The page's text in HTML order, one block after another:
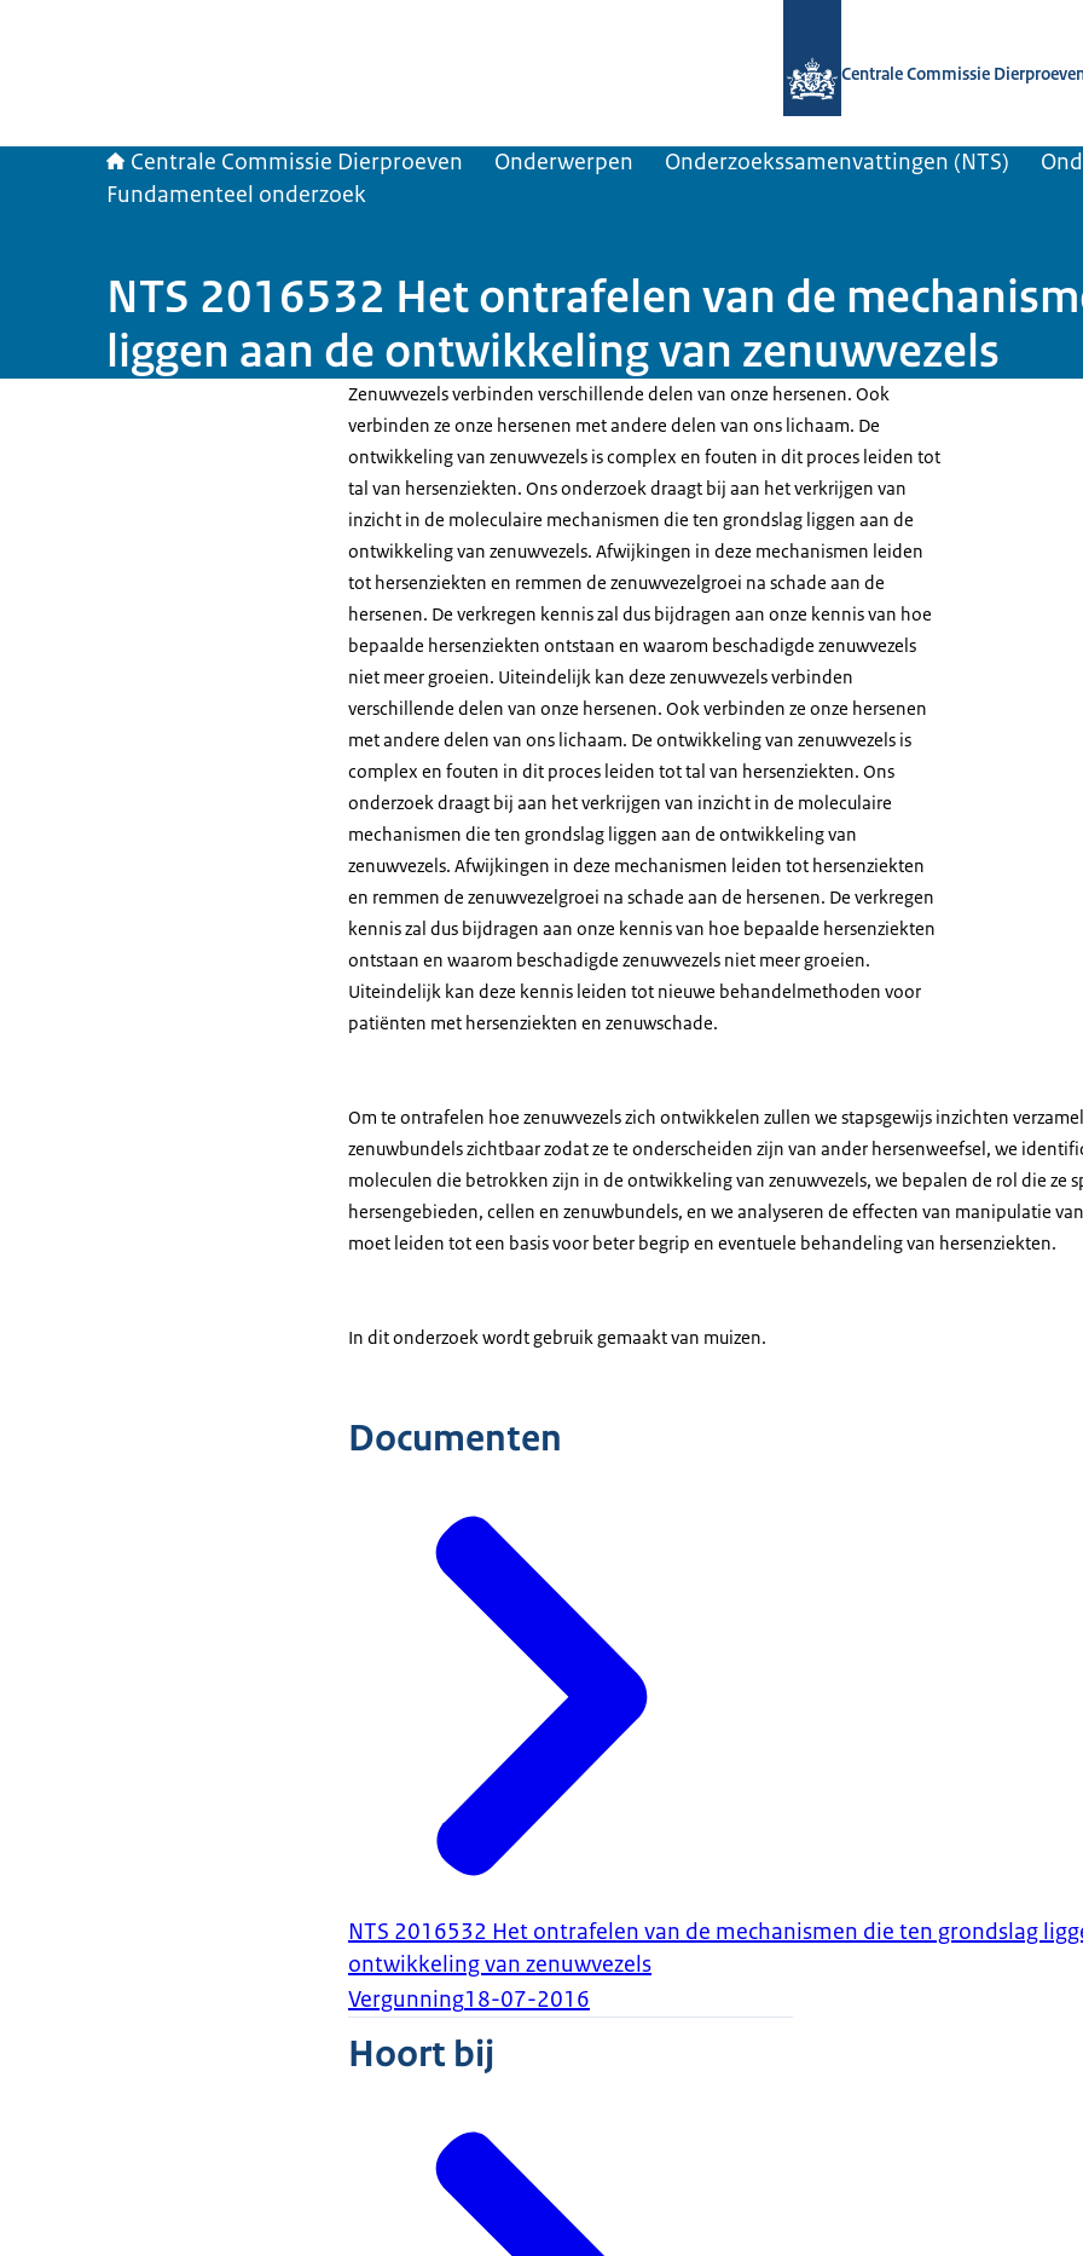
Centrale Commissie
Centrale Commissie Dierproeven Onderwerpen Onderzoekssamenvattingen (NTS)
Fundamenteel onderzoek
NTS 2016532 Het ontrafelen van de
liggen aan de ontwikkeling van zenuwvezels
Zenuwvezels verbinden verschillende delen van onze hersenen. Ook
verbinden ze onze hersenen met andere delen van ons lichaam. De
ontwikkeling van zenuwvezels is complex en fouten in dit proces leiden tot
tal van hersenziekten. Ons onderzoek draagt bij aan het verkrijgen van
inzicht in de moleculaire mechanismen die ten grondslag liggen aan de
ontwikkeling van zenuwvezels. Afwijkingen in deze mechanismen leiden
tot hersenziekten en remmen de zenuwvezelgroei na schade aan de
hersenen. De verkregen kennis zal dus bijdragen aan onze kennis van hoe
bepaalde hersenziekten ontstaan en waarom beschadigde zenuwvezels
niet meer groeien. Uiteindelijk kan deze zenuwvezels verbinden
verschillende delen van onze hersenen. Ook verbinden ze onze hersenen
met andere delen van ons lichaam. De ontwikkeling van zenuwvezels is
complex en fouten in dit proces leiden tot tal van hersenziekten. Ons
onderzoek draagt bij aan het verkrijgen van inzicht in de moleculaire
mechanismen die ten grondslag liggen aan de ontwikkeling van
zenuwvezels. Afwijkingen in deze mechanismen leiden tot hersenziekten
en remmen de zenuwvezelgroei na schade aan de hersenen. De verkregen
kennis zal dus bijdragen aan onze kennis van hoe bepaalde hersenziekten
ontstaan en waarom beschadigde zenuwvezels niet meer groeien.
Uiteindelijk kan deze kennis leiden tot nieuwe behandelmethoden voor
patiënten met hersenziekten en zenuwschade.
Om te ontrafelen hoe zenuwvezels zich ontwikkelen zullen we stapsgewijs inzichten
zenuwbundels zichtbaar zodat ze te onderscheiden zijn van ander hersenweefsel, we
moleculen die betrokken zijn in de ontwikkeling van zenuwvezels, we bepalen de rol die ze
hersengebieden, cellen en zenuwbundels, en we analyseren de effecten van manipulatie
moet leiden tot een basis voor beter begrip en eventuele behandeling van hersenziekten.
In dit onderzoek wordt gebruik gemaakt van muizen.
Documenten
NTS 2016532 Het ontrafelen van de mechanismen die ten grondslag
ontwikkeling van zenuwvezels
Vergunning18-07-2016
Hoort bij